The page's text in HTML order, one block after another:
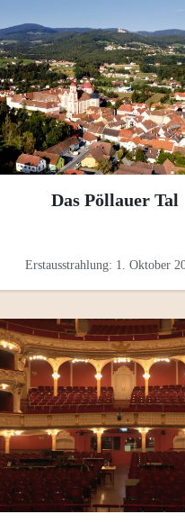
Das Pöllauer Tal
Erstausstrahlung: 1. Oktober